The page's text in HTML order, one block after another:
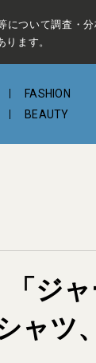
について調査・
ます。
FASHION
BEAUTY
ジ
ャツ